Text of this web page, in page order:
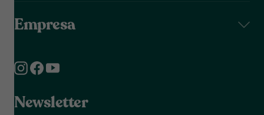
Empresa
Newsletter